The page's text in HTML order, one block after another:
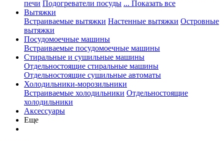
печи Подогреватели посуды ... Показать все
Вытяжки
Встраиваемые вытяжки Настенные вытяжки Островные
вытяжки
Посудомоечные машины
Встраиваемые посудомоечные машины
Стиральные и сушильные машины
Отдельностоящие стиральные машины
Отдельностоящие сушильные автоматы
Холодильники-морозильники
Встраиваемые холодильники Отдельностоящие
холодильники
Аксессуары
Еще